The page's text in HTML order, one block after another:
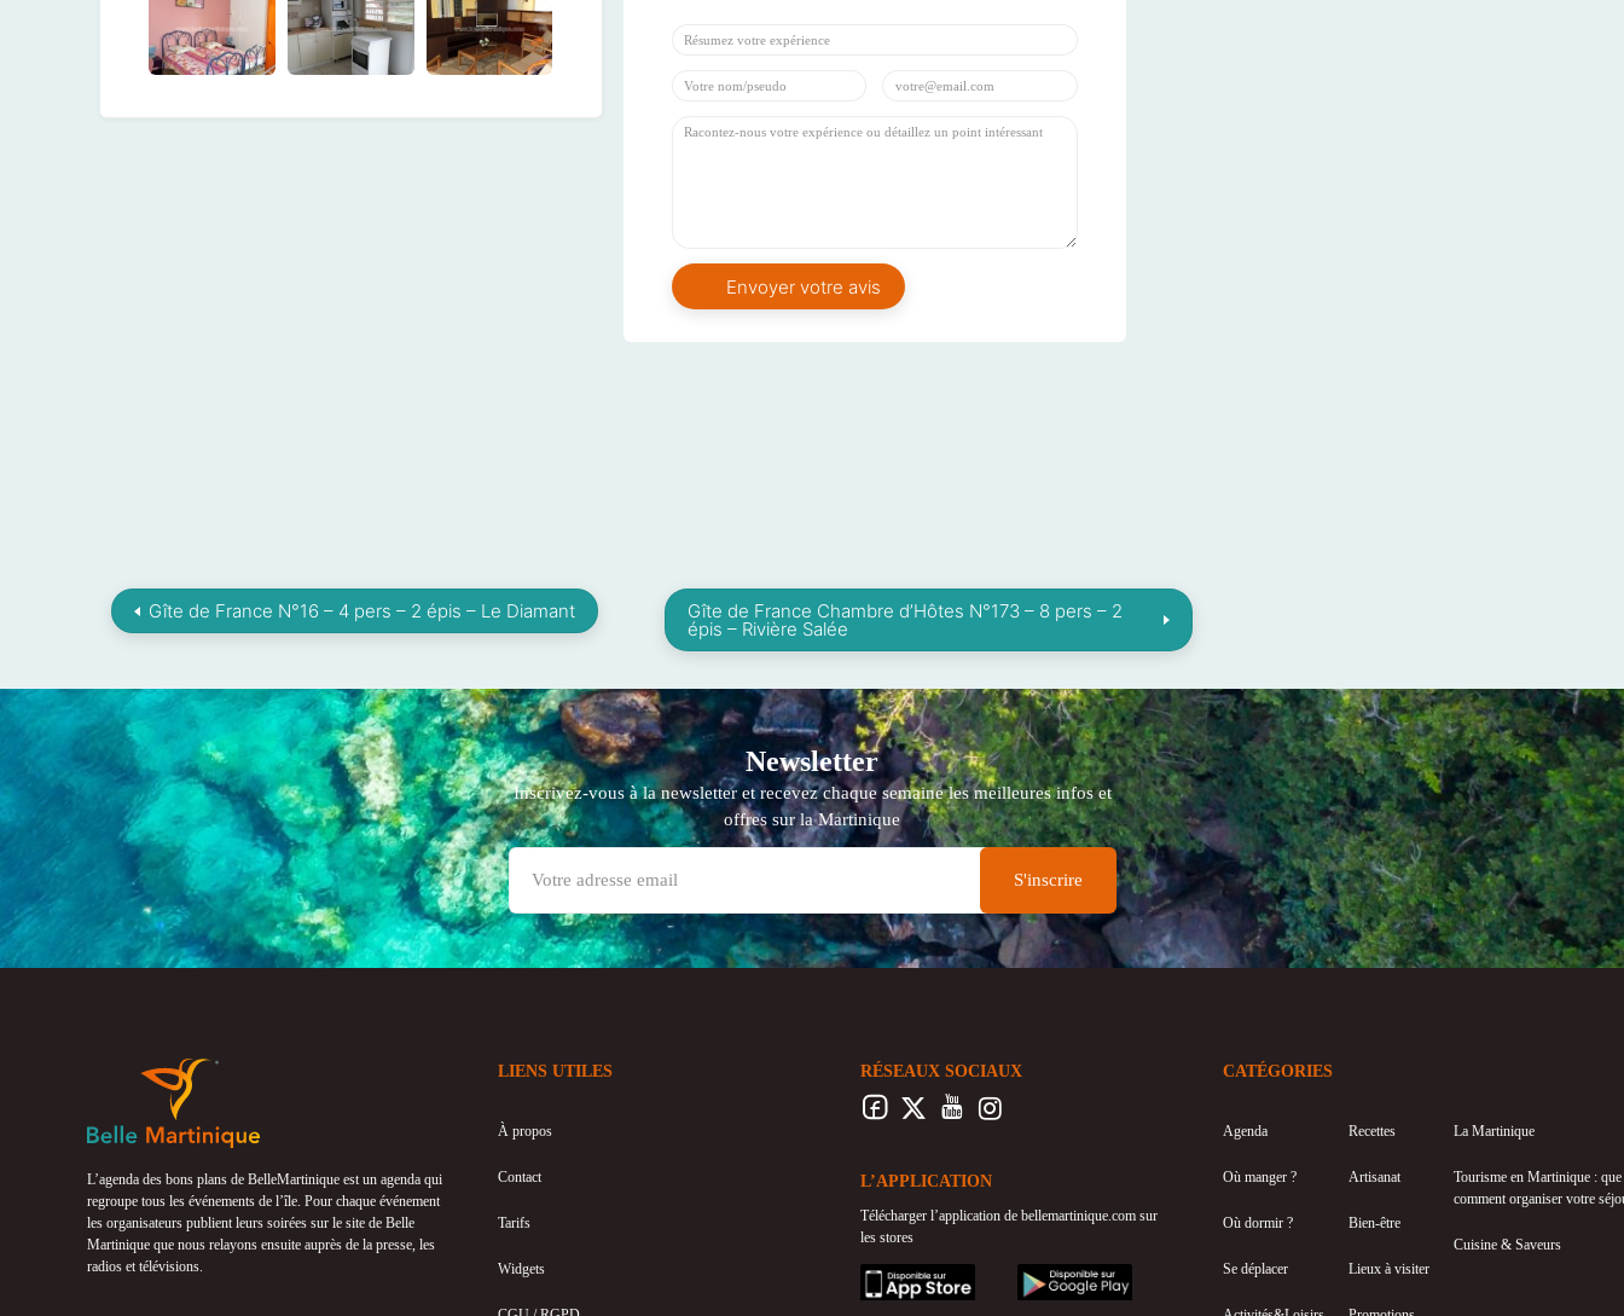
Gîte de France N°16 – 4 pers – 2 épis – Le Diamant Gîte de France Chambre d’Hôtes N°173 – 8 pers – 2
épis – Rivière Salée
Newsletter
Inscrivez-vous à la newsletter et recevez chaque semaine les meilleures infos et
offres sur la Martinique
L’agenda des bons plans de BelleMartinique est un agenda qui
regroupe tous les événements de l’île. Pour chaque événement
les organisateurs publient leurs soirées sur le site de Belle
Martinique que nous relayons ensuite auprès de la presse, les
radios et télévisions.
LIENS UTILES
À propos
Contact
Tarifs
Widgets
RÉSEAUX SOCIAUX
L’APPLICATION
Télécharger l’application de bellemartinique.com sur
les stores
appstore googleplay
CATÉGORIES
Agenda
Où manger ?
Où dormir ?
Se déplacer
Recettes
Artisanat
Bien-être
Lieux à visiter
La Martinique
Tourisme en Martinique :
comment organiser votre
Cuisine & Saveurs